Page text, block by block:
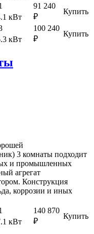
кВт
91 240
₽
Купить
кВт
100 240
₽
Купить
3 комнаты подходит
и промышленных
агрегат
Конструкция
коррозии и иных
кВт
140 870
₽
Купить